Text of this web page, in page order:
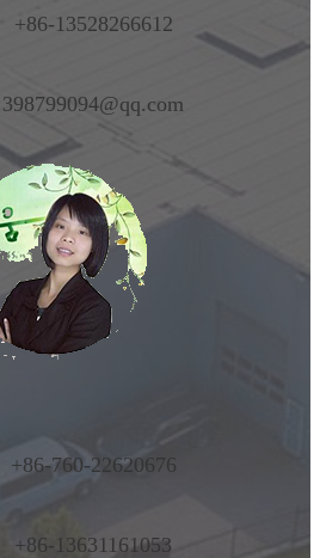
+86-13528266612
398799094@qq.com
‎+86-760-22620676
+86-13631161053